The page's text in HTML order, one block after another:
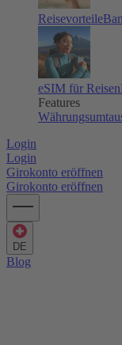
Reisevorteile
eSIM für Reisen
Features
Login
Login
Girokonto eröffnen
Girokonto eröffnen
DE
Blog